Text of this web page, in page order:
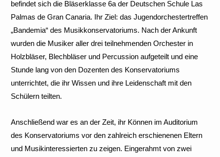
befindet sich die Bläserklasse 6a der Deutschen Schule Las
Palmas de Gran Canaria. Ihr Ziel: das Jugendorchestertreffen
„Bandemia“ des Musikkonservatoriums. Nach der Ankunft
wurden die Musiker aller drei teilnehmenden Orchester in
Holzbläser, Blechbläser und Percussion aufgeteilt und eine
Stunde lang von den Dozenten des Konservatoriums
unterrichtet, die ihr Wissen und ihre Leidenschaft mit den
Schülern teilten.
Anschließend war es an der Zeit, ihr Können im Auditorium
des Konservatoriums vor den zahlreich erschienenen Eltern
und Musikinteressierten zu zeigen. Eingerahmt von zwei